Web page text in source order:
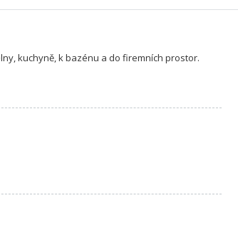
kuchyně, k bazénu a do firemních prostor.